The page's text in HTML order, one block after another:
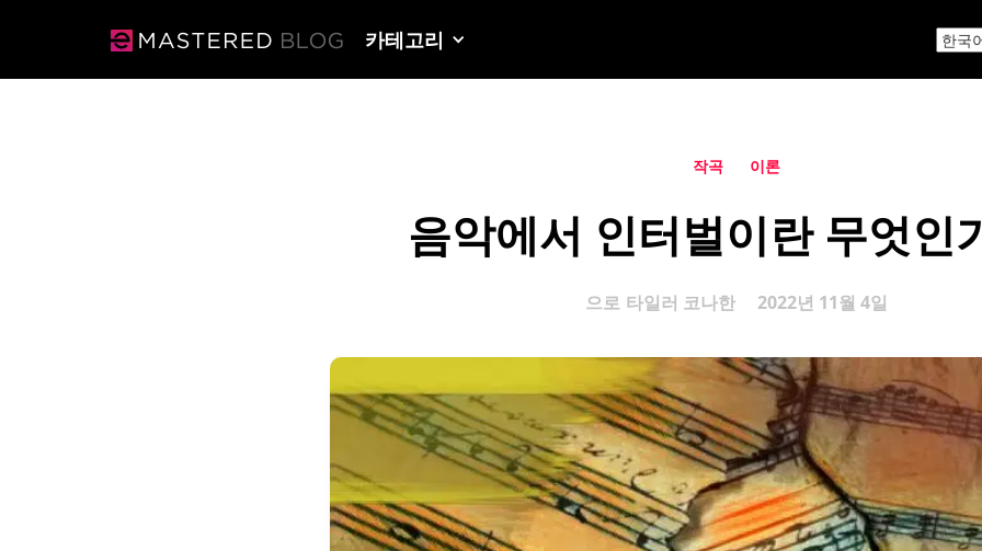
카테고리
작곡 이론
음악에서 인터벌이란 무엇인
으로 타일러 코나한 2022년 11월 4일